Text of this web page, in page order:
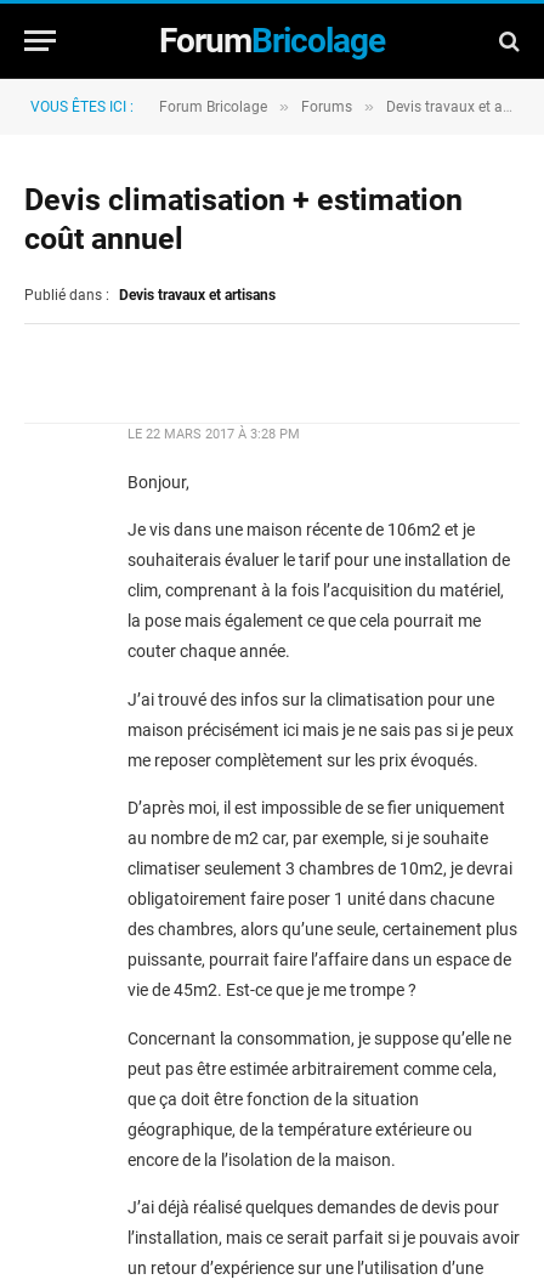
ForumBricolage
VOUS ÊTES ICI : Forum Bricolage » Forums » Devis travaux et artisans
Devis climatisation + estimation
coût annuel
Publié dans : Devis travaux et artisans
LE 22 MARS 2017 À 3:28 PM
Bonjour,
Je vis dans une maison récente de 106m2 et je
souhaiterais évaluer le tarif pour une installation de
clim, comprenant à la fois l’acquisition du matériel,
la pose mais également ce que cela pourrait me
couter chaque année.
J’ai trouvé des infos sur la climatisation pour une
maison précisément ici mais je ne sais pas si je peux
me reposer complètement sur les prix évoqués.
D’après moi, il est impossible de se fier uniquement
au nombre de m2 car, par exemple, si je souhaite
climatiser seulement 3 chambres de 10m2, je devrai
obligatoirement faire poser 1 unité dans chacune
des chambres, alors qu’une seule, certainement plus
puissante, pourrait faire l’affaire dans un espace de
vie de 45m2. Est-ce que je me trompe ?
Concernant la consommation, je suppose qu’elle ne
peut pas être estimée arbitrairement comme cela,
que ça doit être fonction de la situation
géographique, de la température extérieure ou
encore de la l’isolation de la maison.
J’ai déjà réalisé quelques demandes de devis pour
l’installation, mais ce serait parfait si je pouvais avoir
un retour d’expérience sur une l’utilisation d’une